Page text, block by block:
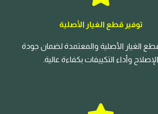
توفير قطع الغيار الأصلية
الغيار الأصلية والمعتمدة لضمان جودة
الإصلاح وأداء التكييفات بكفاءة عالية.